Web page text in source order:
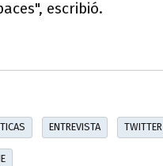
escribió.
ENTREVISTA TWITTER